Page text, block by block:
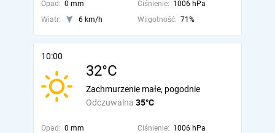
Opad: 0 mm Ciśnienie: 1006 hPa
Wiatr:
6 km/h Wilgotność: 71%
10:00
32°C
Odczuwalna 35°C
Zachmurzenie małe, pogodnie
Opad: 0 mm Ciśnienie: 1006 hPa